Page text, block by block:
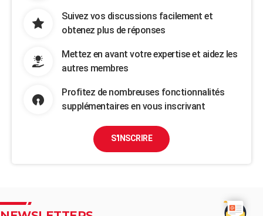
Suivez vos discussions facilement et
obtenez plus de réponses
Mettez en avant votre expertise et aidez les
autres membres
Profitez de nombreuses fonctionnalités
supplémentaires en vous inscrivant
S'INSCRIRE